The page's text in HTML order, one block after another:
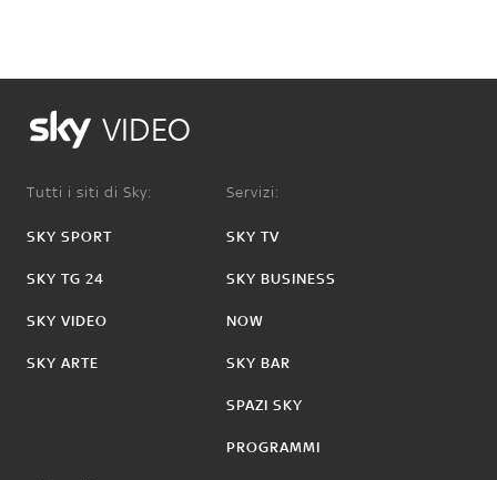
VIDEO
Tutti i siti di Sky:
SKY SPORT
SKY TG 24
SKY VIDEO
SKY ARTE
Servizi:
SKY TV
SKY BUSINESS
NOW
SKY BAR
SPAZI SKY
PROGRAMMI